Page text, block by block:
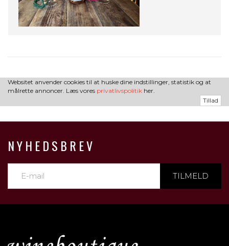
Websitet anvender cookies til at huske dine indstillinger, statistik og at
målrette annoncer. Læs vores privatlivspolitik her.
Tillad
NYHEDSBREV
TILMELD